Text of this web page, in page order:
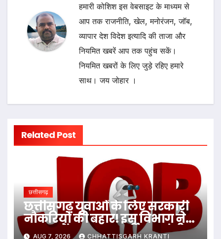
हमारी कोशिश इस वेबसाइट के माध्यम से
आप तक राजनीति, खेल, मनोरंजन, जॉब,
व्यापार देश विदेश इत्यादि की ताजा और
नियमित खबरें आप तक पहुंच सकें।
नियमित खबरों के लिए जुड़े रहिए हमारे
साथ। जय जोहार ।
Related Post
छत्तीसगढ़
छत्तीसगढ़ युवाओं के लिए सरकारी
नौकरियों की बहार! इस विभाग ने
1235 पदों पर बम्पर भर्ती, डाटा एंट्री
AUG 7, 2026 CHHATTISGARH KRANTI